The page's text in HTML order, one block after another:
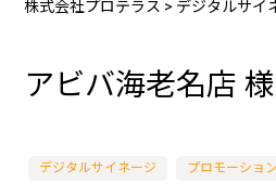
株式会社プロテラス > デジタルサイ
アビバ海老名店
デジタルサイネージ プロモーション